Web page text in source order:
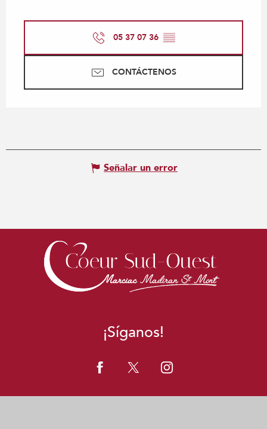
05 37 07 36 ▒▒
CONTÁCTENOS
Señalar un error
¡Síganos!